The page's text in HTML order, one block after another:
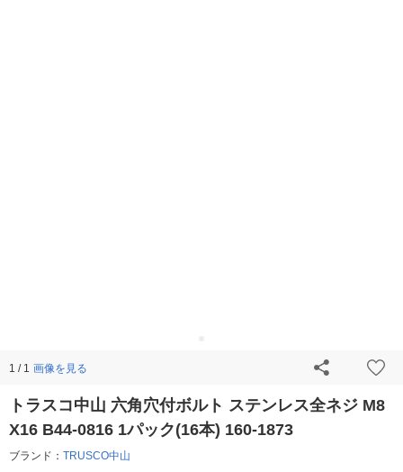
1 / 1 画像を見る
トラスコ中山 六角穴付ボルト ステンレス全ネジ M8
X16 B44-0816 1パック(16本) 160-1873
ブランド： TRUSCO中山